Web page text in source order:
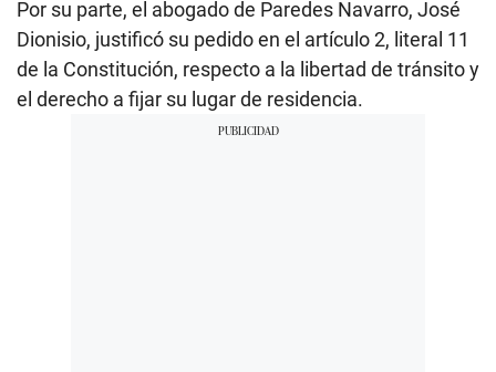
Por su parte, el abogado de Paredes Navarro, José
Dionisio, justificó su pedido en el artículo 2, literal 11
de la Constitución, respecto a la libertad de tránsito y
el derecho a fijar su lugar de residencia.